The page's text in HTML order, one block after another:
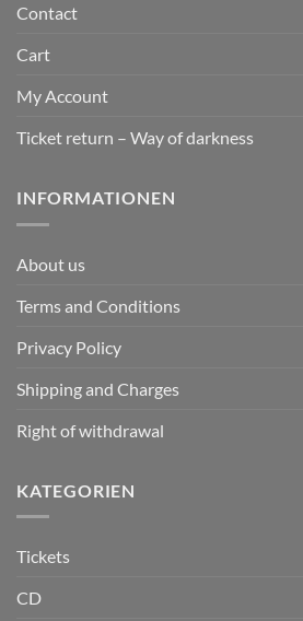
Contact
Cart
My Account
Ticket return – Way of darkness
INFORMATIONEN
About us
Terms and Conditions
Privacy Policy
Shipping and Charges
Right of withdrawal
KATEGORIEN
Tickets
CD